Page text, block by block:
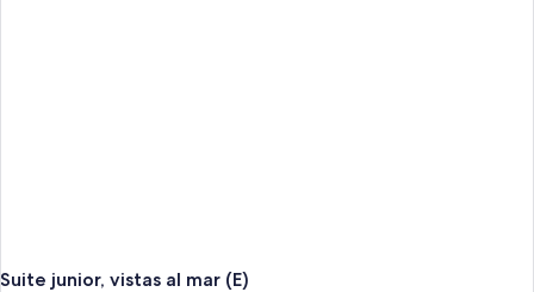
Suite junior, vistas al mar (E)